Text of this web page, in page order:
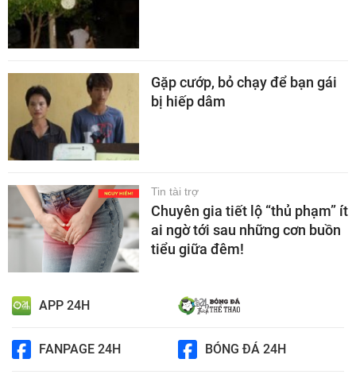
Gặp cướp, bỏ chạy để bạn gái
bị hiếp dâm
Tin tài trợ
Chuyên gia tiết lộ “thủ phạm” ít
ai ngờ tới sau những cơn buồn
tiểu giữa đêm!
APP 24H
FANPAGE 24H BÓNG ĐÁ 24H